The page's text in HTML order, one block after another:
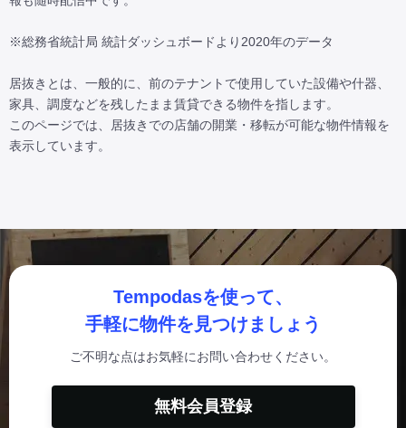
※総務省統計局 統計ダッシュボードより2020年のデータ
居抜きとは、一般的に、前のテナントで使用していた設備や什器、
家具、調度などを残したまま賃貸できる物件を指します。
このページでは、居抜きでの店舗の開業・移転が可能な物件情報を
表示しています。
Tempodasを使って、
手軽に物件を見つけましょう
ご不明な点はお気軽にお問い合わせください。
無料会員登録